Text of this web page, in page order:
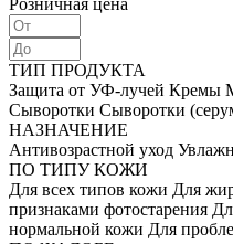
ТИП ПРОДУКТА
Защита от УФ-лучей Кремы
Сыворотки Сыворотки
НАЗНАЧЕНИЕ
Антивозрастной уход
ПО ТИПУ КОЖИ
Для всех типов кожи Для
признаками фотостарения
нормальной кожи Для